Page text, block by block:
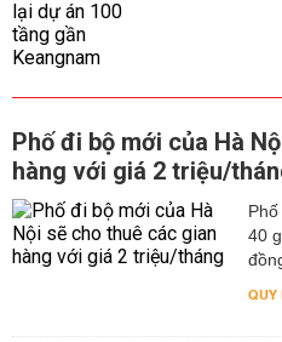
Phố đi bộ mới của Hà
hàng với giá 2 triệu/
40